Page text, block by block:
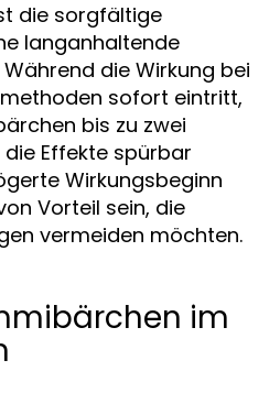
die sorgfältige
langanhaltende
die Wirkung bei
sofort eintritt,
bis zu zwei
Effekte spürbar
Wirkungsbeginn
Vorteil sein, die
vermeiden möchten.
im